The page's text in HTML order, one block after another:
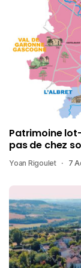
Patrimoine
pas de chez
Yoan Rigoulet 7